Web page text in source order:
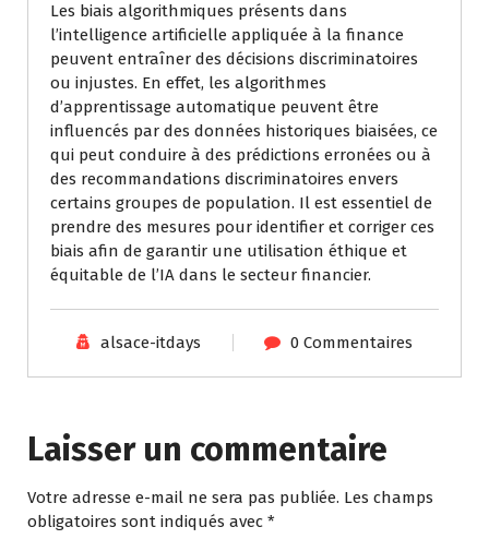
Les biais algorithmiques présents dans
l’intelligence artificielle appliquée à la finance
peuvent entraîner des décisions discriminatoires
ou injustes. En effet, les algorithmes
d’apprentissage automatique peuvent être
influencés par des données historiques biaisées, ce
qui peut conduire à des prédictions erronées ou à
des recommandations discriminatoires envers
certains groupes de population. Il est essentiel de
prendre des mesures pour identifier et corriger ces
biais afin de garantir une utilisation éthique et
équitable de l’IA dans le secteur financier.
alsace-itdays 0 Commentaires
Laisser un commentaire
Votre adresse e-mail ne sera pas publiée. Les champs
obligatoires sont indiqués avec *